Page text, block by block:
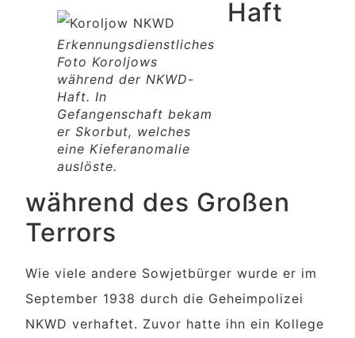
Erkennungsdienstliches
Foto Koroljows
während der NKWD-
Haft. In
Gefangenschaft bekam
er Skorbut, welches
eine Kieferanomalie
auslöste.
Haft
während des Großen
Terrors
Wie viele andere Sowjetbürger wurde er im
September 1938 durch die Geheimpolizei
NKWD verhaftet. Zuvor hatte ihn ein Kollege